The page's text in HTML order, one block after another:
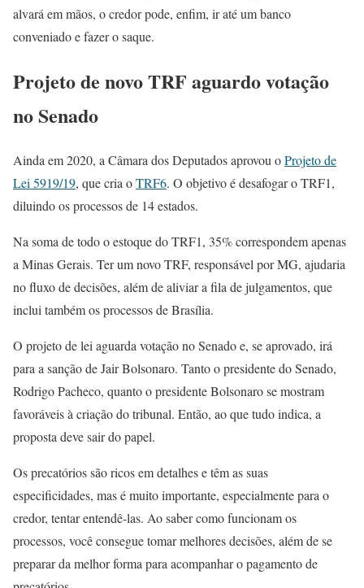
alvará em mãos, o credor pode, enfim, ir até um banco
conveniado e fazer o saque.
Projeto de novo TRF aguardo votação
no Senado
Ainda em 2020, a Câmara dos Deputados aprovou oProjeto de
Lei 5919/19, que cria oTRF6. O objetivo é desafogar o TRF1,
diluindo os processos de 14 estados.
Na soma de todo o estoque do TRF1, 35% correspondem apenas
a Minas Gerais. Ter um novo TRF, responsável por MG, ajudaria
no fluxo de decisões, além de aliviar a fila de julgamentos, que
inclui também os processos de Brasília.
O projeto de lei aguarda votação no Senado e, se aprovado, irá
para a sanção de Jair Bolsonaro. Tanto o presidente do Senado,
Rodrigo Pacheco, quanto o presidente Bolsonaro se mostram
favoráveis à criação do tribunal. Então, ao que tudo indica, a
proposta deve sair do papel.
Os precatórios são ricos em detalhes e têm as suas
especificidades, mas é muito importante, especialmente para o
credor, tentar entendê-las. Ao saber como funcionam os
processos, você consegue tomar melhores decisões, além de se
preparar da melhor forma para acompanhar o pagamento de